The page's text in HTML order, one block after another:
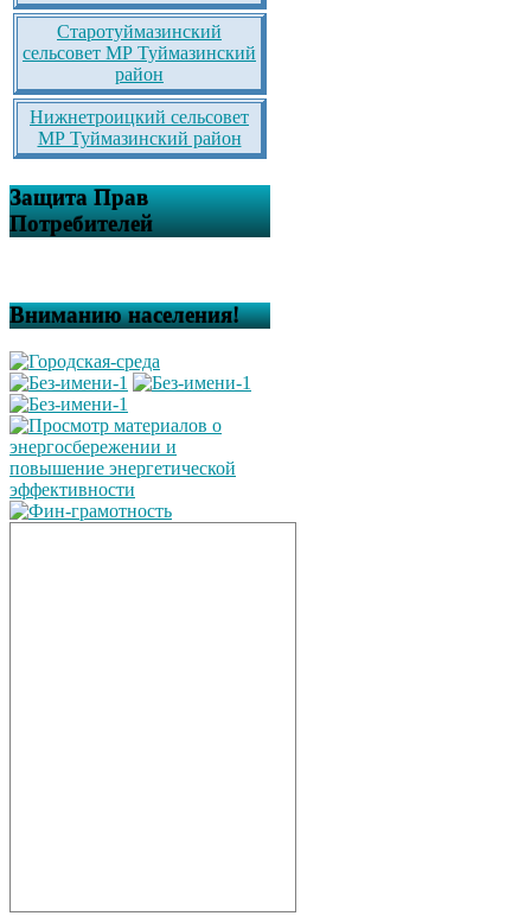
Старотуймазинский
сельсовет МР Туймазинский
район
Нижнетроицкий сельсовет
МР Туймазинский район
Защита Прав
Потребителей
Вниманию населения!